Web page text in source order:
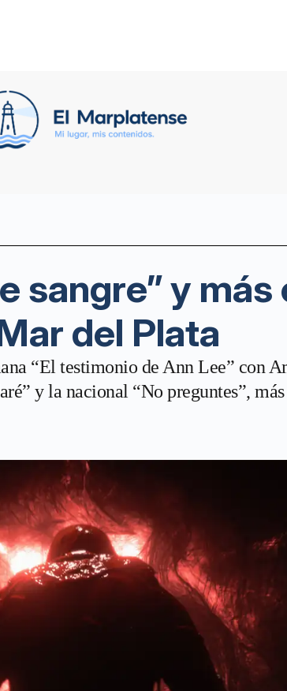
sangre” y
del Plata
“El testimonio de Ann Lee” con
y la nacional “No preguntes”,